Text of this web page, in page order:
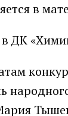
в
в ДК